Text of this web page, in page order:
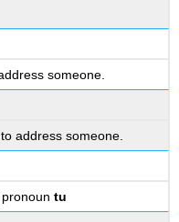
someone.
to address someone.
pronountu